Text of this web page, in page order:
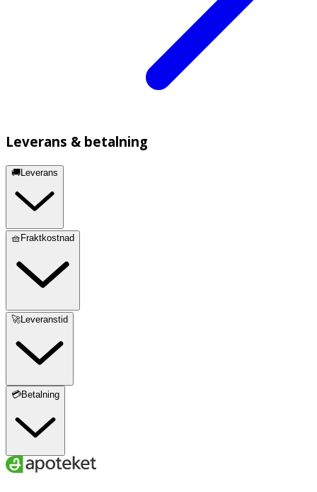
Leverans & betalning
🚚Leverans
🧺Fraktkostnad
🚀Leveranstid
💳Betalning